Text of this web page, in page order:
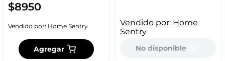
$8950
Vendido por: Home Sentry
Agregar
Vendido por: Home
Sentry
No disponible